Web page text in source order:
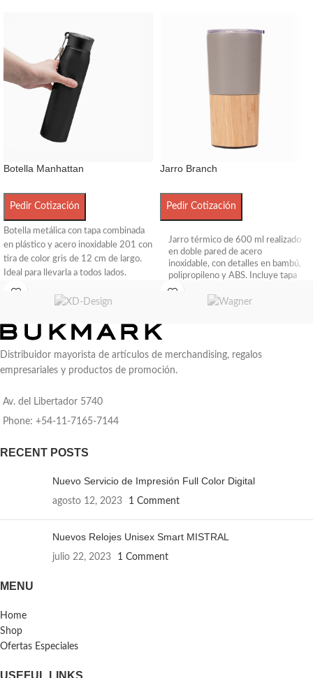
Botella Manhattan
Pedir Cotización
Botella metálica con tapa combinada
en plástico y acero inoxidable 201 con
tira de color gris de 12 cm de largo.
Ideal para llevarla a todos lados.
Calidad superior a las botellas de
aluminio. Sus medidas son 6,5 x 25
capacidad de 800ml.
Jarro Branch
Pedir Cotización
Jarro térmico de 600 ml realizado
en doble pared de acero
inoxidable, con detalles en bambú,
polipropileno y ABS. Incluye tapa
cristal clear con sello de silicona y
traba antiderrame. Presentado en
ReUseMe.
Distribuidor mayorista de artículos de merchandising, regalos
empresariales y productos de promoción.
Av. del Libertador 5740
Phone: +54-11-7165-7144
RECENT POSTS
Nuevo Servicio de Impresión Full Color Digital
agosto 12, 2023 1 Comment
Nuevos Relojes Unisex Smart MISTRAL
julio 22, 2023 1 Comment
MENU
Home
Shop
Ofertas Especiales